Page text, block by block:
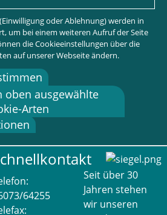
64255
Seit über 30
Jahren stehen
wir unseren
oder Ablehnung) werden in
um bei einem weiteren Aufruf der Seite
die Cookieeinstellungen über die
auf unserer Webseite ändern.
oben ausgewählte
Arten